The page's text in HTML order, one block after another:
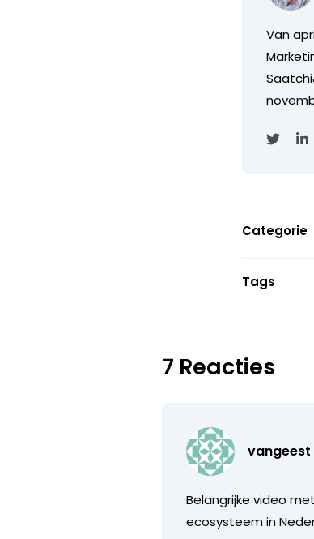
Van
Categorie
Tags
7 Reacties
vangeest
Belangrijke video
ecosysteem in